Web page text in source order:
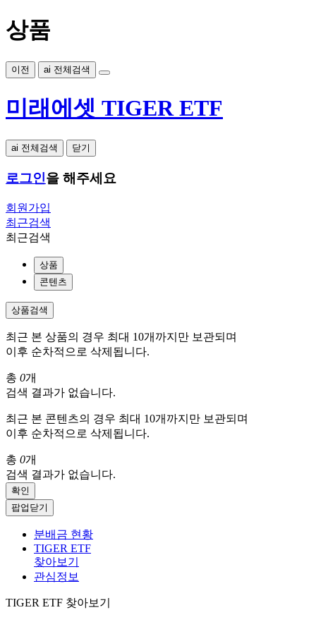
상품
이전 ai 전체검색
미래에셋 TIGER ETF
ai 전체검색 닫기
로그인을 해주세요
회원가입
최근검색
최근검색
상품
콘텐츠
상품검색
최근 본 상품의 경우 최대 10개까지만 보관되며
이후 순차적으로 삭제됩니다.
총 0개
검색 결과가 없습니다.
최근 본 콘텐츠의 경우 최대 10개까지만 보관되며
이후 순차적으로 삭제됩니다.
총 0개
검색 결과가 없습니다.
확인
팝업닫기
분배금 현황
TIGER ETF
찾아보기
관심정보
TIGER ETF 찾아보기